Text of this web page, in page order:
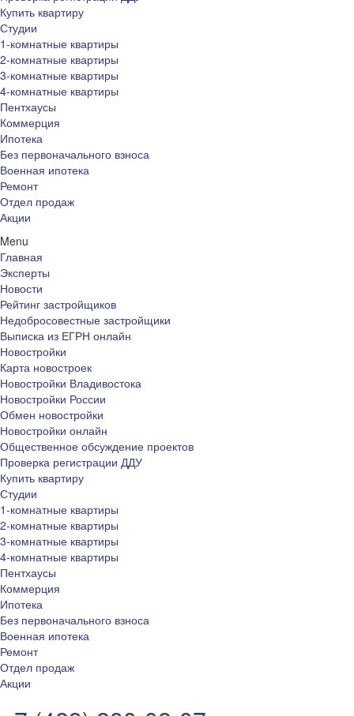
Купить квартиру
Студии
1-комнатные квартиры
2-комнатные квартиры
3-комнатные квартиры
4-комнатные квартиры
Пентхаусы
Коммерция
Ипотека
Без первоначального взноса
Военная ипотека
Ремонт
Отдел продаж
Акции
Menu
Главная
Эксперты
Новости
Рейтинг застройщиков
Недобросовестные застройщики
Выписка из ЕГРН онлайн
Новостройки
Карта новостроек
Новостройки Владивостока
Новостройки России
Обмен новостройки
Новостройки онлайн
Общественное обсуждение проектов
Проверка регистрации ДДУ
Купить квартиру
Студии
1-комнатные квартиры
2-комнатные квартиры
3-комнатные квартиры
4-комнатные квартиры
Пентхаусы
Коммерция
Ипотека
Без первоначального взноса
Военная ипотека
Ремонт
Отдел продаж
Акции